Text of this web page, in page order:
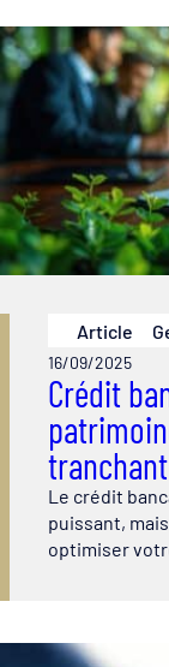
Article
16/09/2025
Crédit
tranchant
Le crédit
puissant,
optimiser